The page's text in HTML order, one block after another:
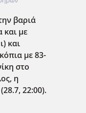
βαριά
και με
και
με 83-
στο
η
22:00).